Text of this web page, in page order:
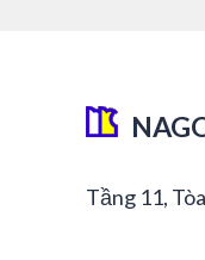
Tầng 11,